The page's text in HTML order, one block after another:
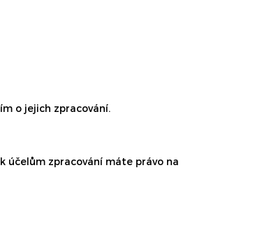
o jejich zpracování.
účelům zpracování máte právo na